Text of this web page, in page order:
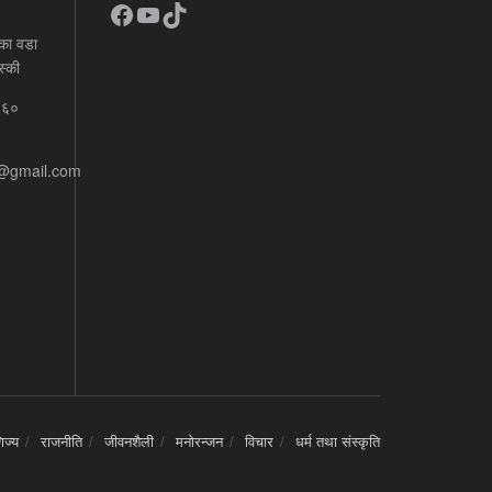
वडा
Facebook
YouTube
TikTok
राजनीति जीवनशैली मनोरन्जन विचार धर्म तथा संस्कृति